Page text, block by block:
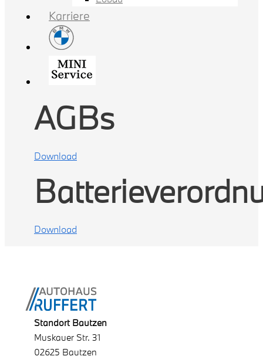
Karriere
AGBs
Download
Download
Standort Bautzen
Muskauer Str. 31
02625 Bautzen